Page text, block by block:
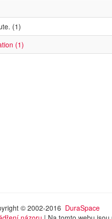
(1)
(1)
© 2002-2016 DuraSpace